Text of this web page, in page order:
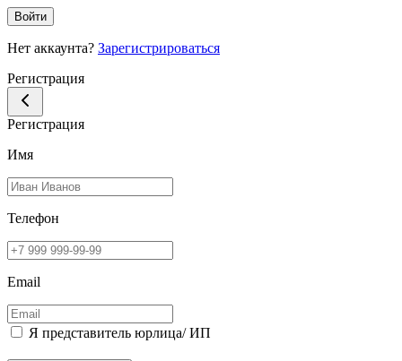
Войти
Нет аккаунта? Зарегистрироваться
Регистрация
Регистрация
Имя
Телефон
Email
Я представитель юрлица/ ИП